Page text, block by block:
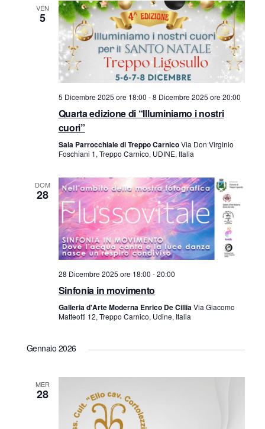
t
e
N
a
v
i
a
z
i
n
e
VEN
5
5 Dicembre 2025 ore 18:00 -8 Dicembre 2025 ore 20:00
Quarta edizione di “Illuminiamo i nostri
cuori”
Sala Parrocchiale di Treppo CarnicoVia Don Virginio
Foschiani 1, Treppo Carnico, UDINE, Italia
DOM
28
28 Dicembre 2025 ore 18:00 -20:00
Sinfonia in movimento
Galleria d'Arte Moderna Enrico De Cillia Via Giacomo
Matteotti 12, Treppo Carnico, Udine, Italia
Gennaio 2026
MER
28